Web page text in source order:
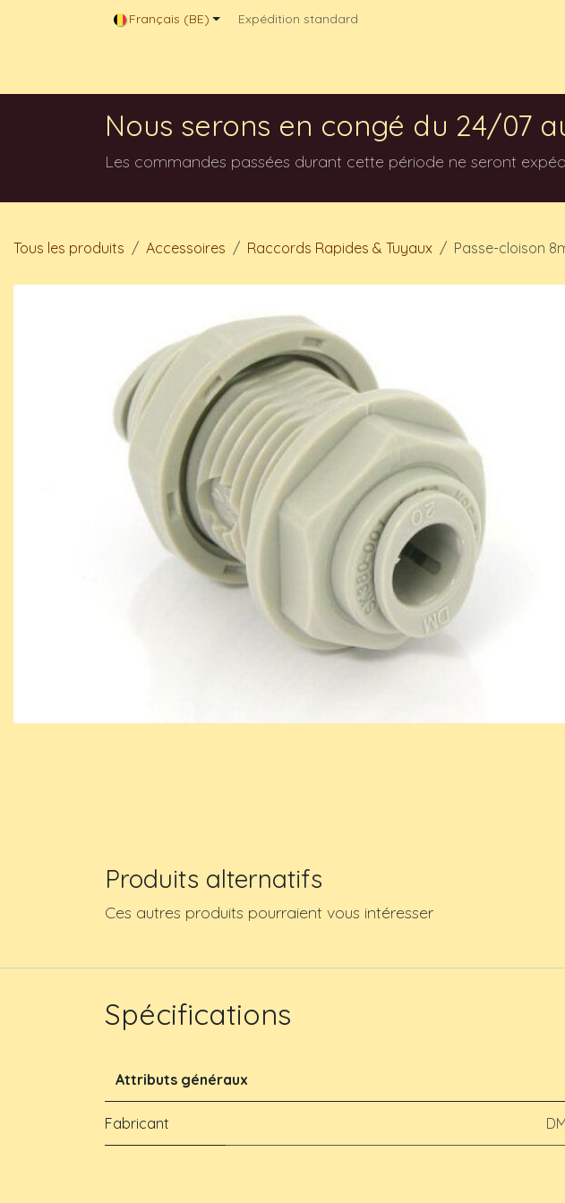
Se rendre au contenuFrançais (BE) Expédition standard
Nous serons en congé du 24/07
Les commandes passées durant cette période ne seront
Tous les produits Accessoires Raccords Rapides & Tuyaux Passe-cloison
Produits alternatifs
Ces autres produits pourraient vous intéresser
Spécifications
Attributs généraux
Fabricant